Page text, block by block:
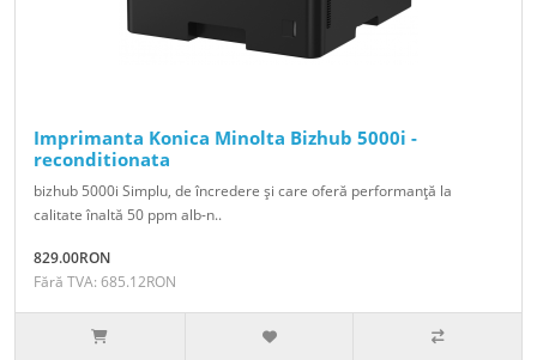
Imprimanta Konica Minolta Bizhub 5000i -
reconditionata
bizhub 5000i Simplu, de încredere şi care oferă performanţă la
calitate înaltă 50 ppm alb-n..
829.00RON
Fără TVA: 685.12RON